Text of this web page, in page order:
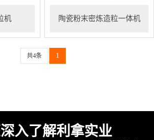
机 陶瓷粉末密炼造粒一体机
共4条 1
入了解利拿实业